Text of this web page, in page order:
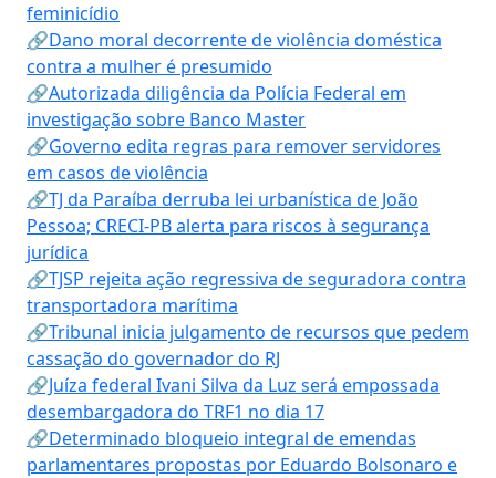
feminicídio
🔗Dano moral decorrente de violência doméstica
contra a mulher é presumido
🔗Autorizada diligência da Polícia Federal em
investigação sobre Banco Master
🔗Governo edita regras para remover servidores
em casos de violência
🔗TJ da Paraíba derruba lei urbanística de João
Pessoa; CRECI-PB alerta para riscos à segurança
jurídica
🔗TJSP rejeita ação regressiva de seguradora contra
transportadora marítima
🔗Tribunal inicia julgamento de recursos que pedem
cassação do governador do RJ
🔗Juíza federal Ivani Silva da Luz será empossada
desembargadora do TRF1 no dia 17
🔗Determinado bloqueio integral de emendas
parlamentares propostas por Eduardo Bolsonaro e